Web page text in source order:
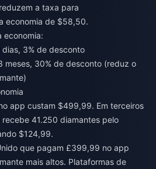
a taxa para
economia de $58,50.
economia:
3% de desconto
meses, 30% de desconto (reduz o
app custam $499,99. Em terceiros
41.250 diamantes pelo
$124,99.
que pagam £399,99 no app
mais altos. Plataformas de